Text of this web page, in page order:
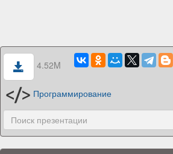
4.52M
Программирование